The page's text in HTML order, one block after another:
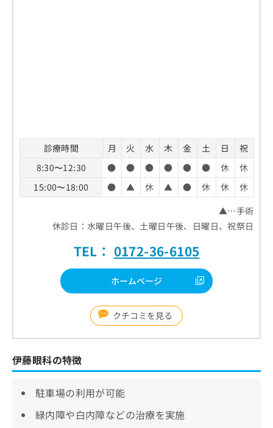
診療時間 月 火 水 木 金 土 日
祝
8:30〜12:30
● ● ● ● ● ● 休
休
15:00〜18:00
● ▲ 休 ▲ ● 休 休
休
▲…手術
休診日：水曜日午後、土曜日午後、日曜日、祝祭日
TEL： 0172-36-6105
ホームページ
クチコミを見る
伊藤眼科の特徴
駐車場の利用が可能
緑内障や白内障などの治療を実施